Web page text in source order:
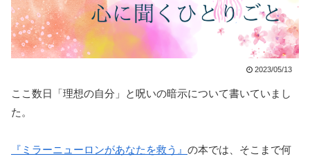
2023/05/13
ここ数日「理想の自分」と呪いの暗示について書いていまし
た。
『ミラーニューロンがあなたを救う』 の本では、そこまで何